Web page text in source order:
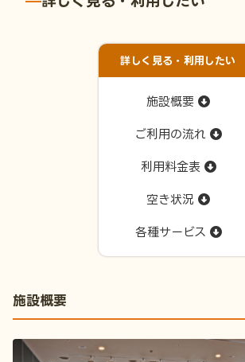
詳しく見る・利用したい
施設概要
ご利用の流れ
利用料金表
空き状況
各種サービス
施設概要